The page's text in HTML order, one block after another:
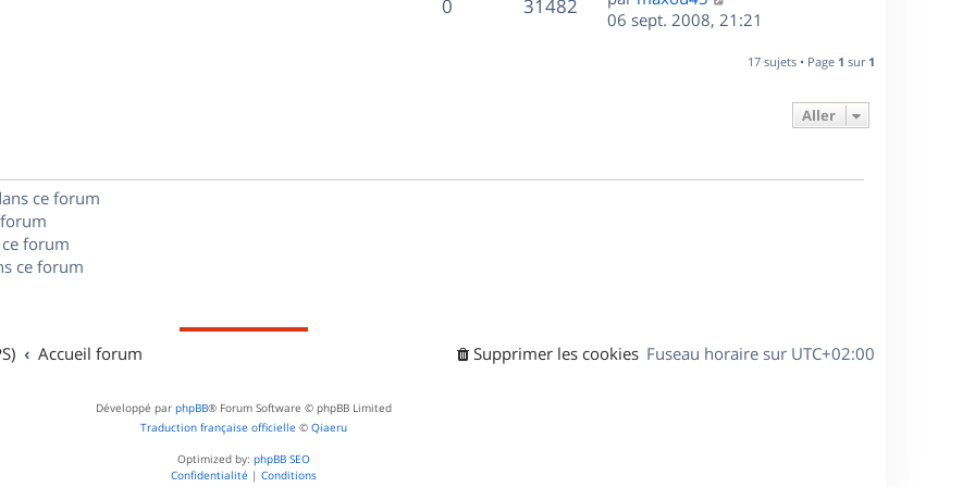
g
e
s
s
m
e
e
i
0 31482
e
06 sept. 2008, 21:21
17 sujets • Page 1 sur 1
Aller
ce forum
forum
ce forum
Accueil forum Fuseau horaire sur UTC+02:00
Supprimer les cookies
Développé par phpBB® Forum Software © phpBB Limited
Traduction française officielle © Qiaeru
Optimized by: phpBB SEO
Confidentialité | Conditions